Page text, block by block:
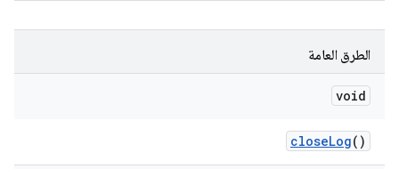
الطرق العامة
void
closeLog()